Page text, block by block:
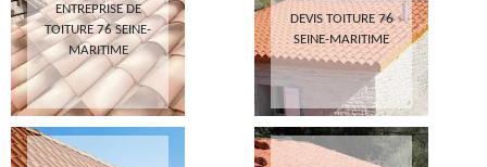
ENTREPRISE DE
TOITURE 76 SEINE-
MARITIME
DEVIS TOITURE 76
SEINE-MARITIME